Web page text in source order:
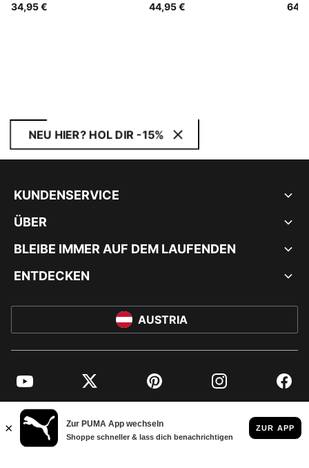
34,95 €
44,95 €
NEU HIER? HOL DIR -15%
KUNDENSERVICE
ÜBER
BLEIBE IMMER AUF DEM LAUFENDEN
ENTDECKEN
AUSTRIA
YouTube Twitter Pinterest Instagram
© PUMA EUROPE GMBH, 2026. ALLE RECHTE VORBEHALTEN
IMPRESSUM UND RECHTLICHE HINWEISE